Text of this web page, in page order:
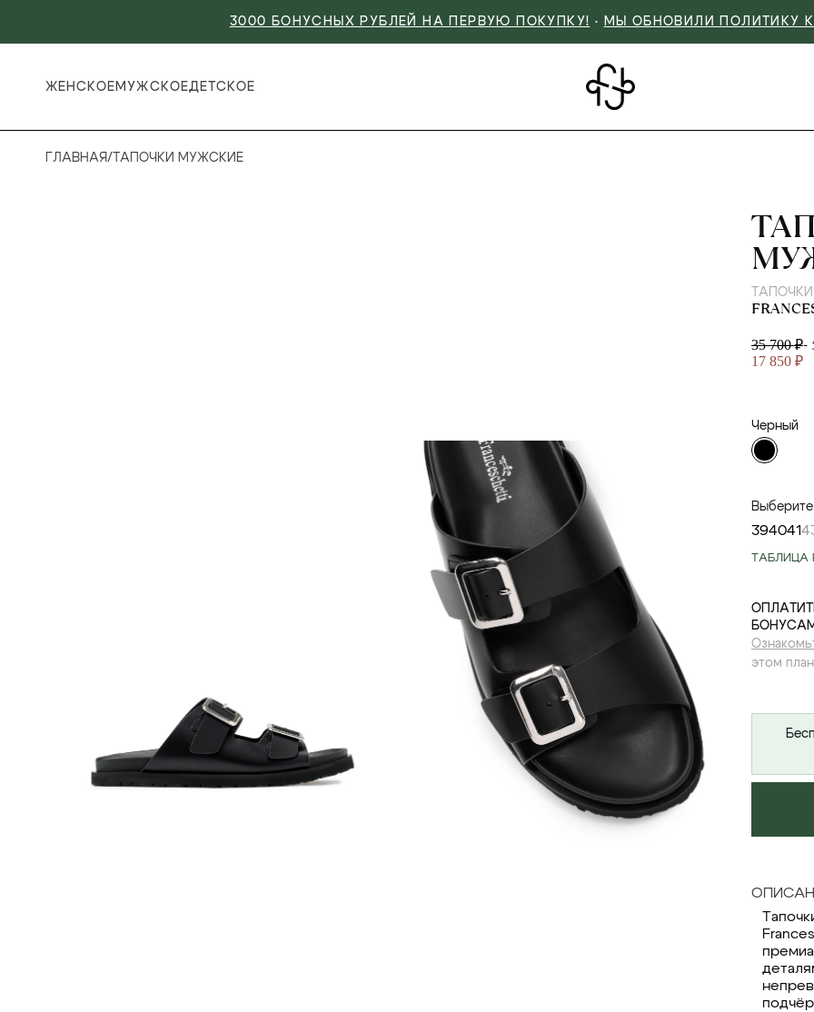
3000 БОНУСНЫХ РУБЛЕЙ НА ПЕРВУЮ ПОКУПКУ! • МЫ ОБНОВИЛИ ПОЛИТИКУ
ЖЕНСКОЕ МУЖСКОЕДЕТСКОЕ
ГЛАВНАЯ/ ТАПОЧКИ МУЖСКИЕ
ТАПОЧКИ
35 700 ₽-
17 850 ₽
Черный
Выберите
394041
ТАБЛИЦА
этом